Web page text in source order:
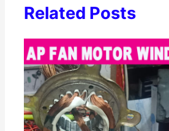
Related Posts